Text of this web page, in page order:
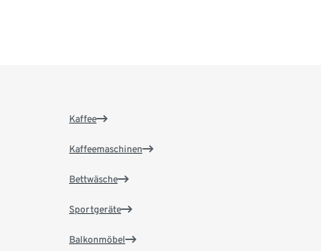
Kaffee
Kaffeemaschinen
Bettwäsche
Sportgeräte
Balkonmöbel